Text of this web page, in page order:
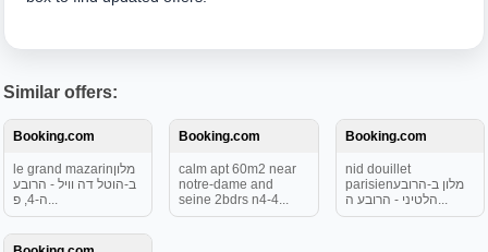
Similar offers:
Booking.com
le grand mazarinמלון
ב-הוטל דה וויל - הרובע
ה-4, פ...
Booking.com
calm apt 60m2 near
notre-dame and
seine 2bdrs n4-4...
Booking.com
nid douillet
parisienמלון ב-הרובע
הלטיני - הרובע ה...